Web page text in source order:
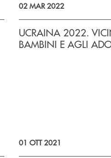
02 MAR 2022
UCRAINA 2022.
BAMBINI E AGLI
01 OTT 2021